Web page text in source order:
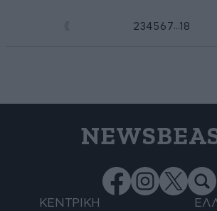
234 5 6 7...18
ΚΕΝΤΡΙΚΗ